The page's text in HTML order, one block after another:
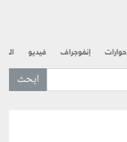
حوارات إنفوجراف فيديو